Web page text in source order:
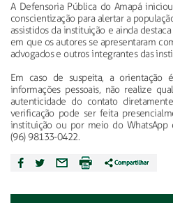
A Defensoria Pública do Amapá
conscientização para alertar a
assistidos da instituição e ainda
em que os autores se apresentaram
advogados e outros integrantes das
Em caso de suspeita, a orientação
informações pessoais, não realize
autenticidade do contato
verificação pode ser feita
instituição ou por meio do WhatsApp
(96) 98133-0422.